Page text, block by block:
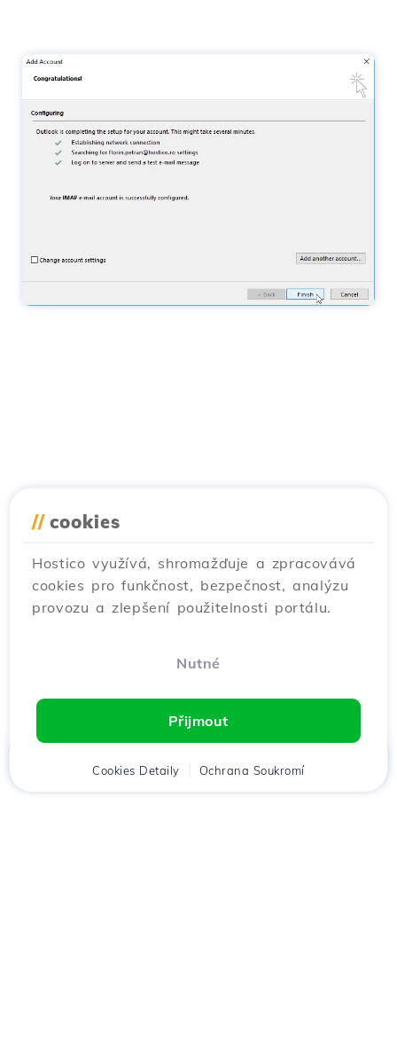
// cookies
Hostico využívá, shromažďuje a zpracovává
cookies pro funkčnost, bezpečnost, analýzu
provozu a zlepšení použitelnosti portálu.
Nutné
Přijmout
Cookies Detaily Ochrana Soukromí
Klient Košík Chat